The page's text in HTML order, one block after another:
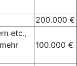
200.000 €
etc.,
100.000 €